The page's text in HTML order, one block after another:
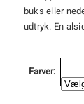
buks eller
udtryk. En
Farver